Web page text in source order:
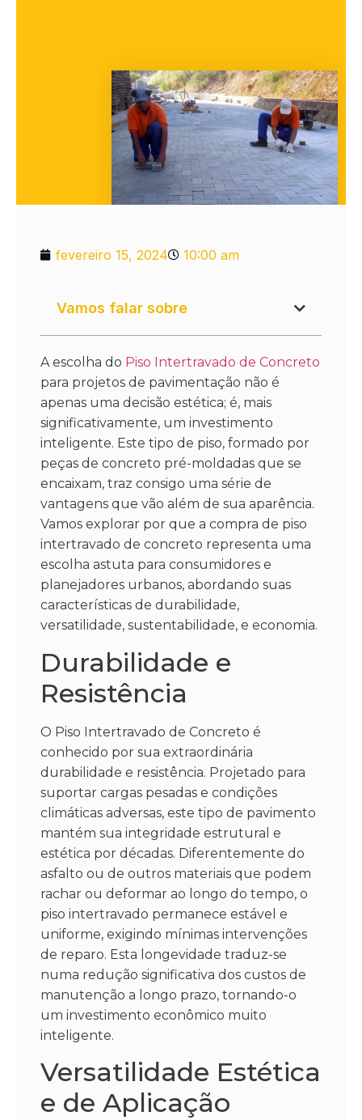
fevereiro 15, 2024 10:00 am
Vamos falar sobre
A escolha do Piso Intertravado de Concreto
para projetos de pavimentação não é
apenas uma decisão estética; é, mais
significativamente, um investimento
inteligente. Este tipo de piso, formado por
peças de concreto pré-moldadas que se
encaixam, traz consigo uma série de
vantagens que vão além de sua aparência.
Vamos explorar por que a compra de piso
intertravado de concreto representa uma
escolha astuta para consumidores e
planejadores urbanos, abordando suas
características de durabilidade,
versatilidade, sustentabilidade, e economia.
Durabilidade e
Resistência
O Piso Intertravado de Concreto é
conhecido por sua extraordinária
durabilidade e resistência. Projetado para
suportar cargas pesadas e condições
climáticas adversas, este tipo de pavimento
mantém sua integridade estrutural e
estética por décadas. Diferentemente do
asfalto ou de outros materiais que podem
rachar ou deformar ao longo do tempo, o
piso intertravado permanece estável e
uniforme, exigindo mínimas intervenções
de reparo. Esta longevidade traduz-se
numa redução significativa dos custos de
manutenção a longo prazo, tornando-o
um investimento econômico muito
inteligente.
Versatilidade Estética
e de Aplicação